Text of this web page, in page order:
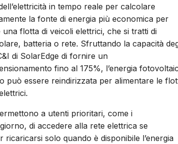
in tempo reale per calcolare
la fonte di energia più economica per
una flotta di veicoli elettrici, che si tratti di
batteria o rete. Sfruttando la capacità
di SolarEdge di fornire un
fino al 175%, l’energia
può essere reindirizzata per alimentare le
a utenti prioritari, come i
di accedere alla rete elettrica se
solo quando è disponibile l’energia